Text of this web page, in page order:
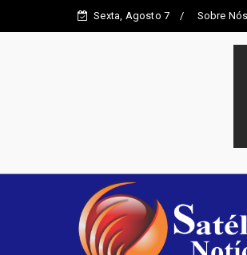
Sexta, Agosto 7 Sobre Nós